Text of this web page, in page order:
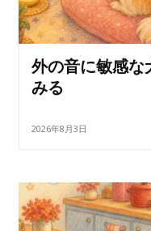
外の音に敏感な
みる
2026年8月3日